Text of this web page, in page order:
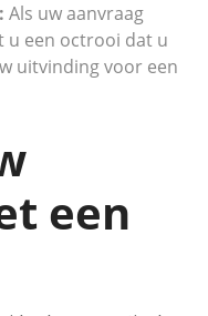
Als uw aanvraag
u een octrooi dat u
uitvinding voor een
een